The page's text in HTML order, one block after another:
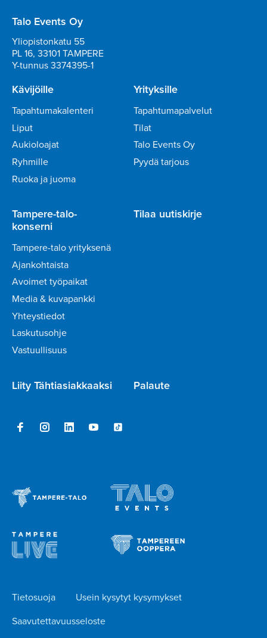
Talo Events Oy
Yliopistonkatu 55
PL 16, 33101 TAMPERE
Y-tunnus 3374395-1
Kävijöille
Tapahtumakalenteri
Liput
Aukioloajat
Ryhmille
Ruoka ja juoma
Yrityksille
Tapahtumapalvelut
Tilat
Talo Events Oy
Pyydä tarjous
Tampere-talo-
konserni
Tampere-talo yrityksenä
Ajankohtaista
Avoimet työpaikat
Media & kuvapankki
Yhteystiedot
Laskutusohje
Vastuullisuus
Tilaa uutiskirje
Liity Tähtiasiakkaaksi Palaute
Tietosuoja
Usein kysytyt kysymykset
Saavutettavuusseloste